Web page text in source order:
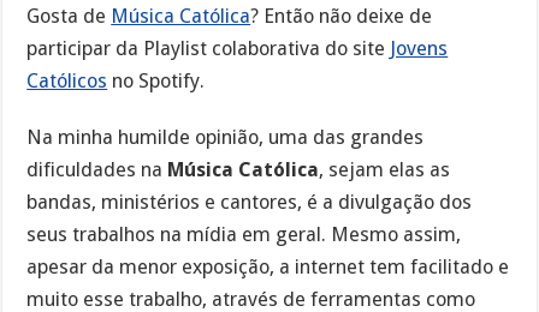
Gosta de Música Católica? Então não deixe de
participar da Playlist colaborativa do site Jovens
Católicos no Spotify.
Na minha humilde opinião, uma das grandes
dificuldades na Música Católica, sejam elas as
bandas, ministérios e cantores, é a divulgação dos
seus trabalhos na mídia em geral. Mesmo assim,
apesar da menor exposição, a internet tem facilitado e
muito esse trabalho, através de ferramentas como